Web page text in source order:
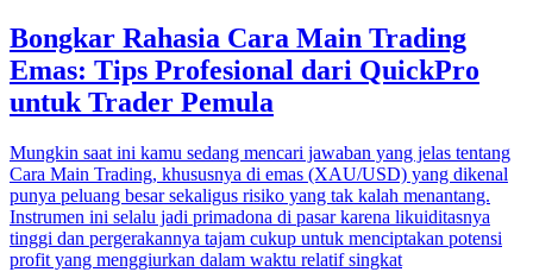
Bongkar Rahasia Cara Main Trading
Emas: Tips Profesional dari QuickPro
untuk Trader Pemula
Mungkin saat ini kamu sedang mencari jawaban yang jelas tentang
Cara Main Trading, khususnya di emas (XAU/USD) yang dikenal
punya peluang besar sekaligus risiko yang tak kalah menantang.
Instrumen ini selalu jadi primadona di pasar karena likuiditasnya
tinggi dan pergerakannya tajam cukup untuk menciptakan potensi
profit yang menggiurkan dalam waktu relatif singkat